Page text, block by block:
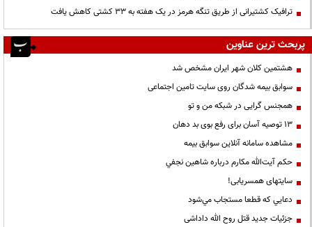
ترافیک کشتیرانی از طریق تنگه هرمز در یک هفته به ۳۳ کشتی کاهش یافت
پربحث ترین عناوین
هشتمین کلان شهر ایران مشخص شد
سوابق بیمه شدگان روی سایت تامین اجتماعی
همجنس گرایی در شبکه من و تو
13 توصیه آسان برای رفع بوی بد دهان
مشاهده سامانه آنلاين سوابق بیمه
حكم آيت‌الله مكارم درباره شاهين نجفي
سایتهای همسریابی!
دعايي كه قطعا مستجاب مي‌شود
جزئیات جدید قتل روح الله داداشی